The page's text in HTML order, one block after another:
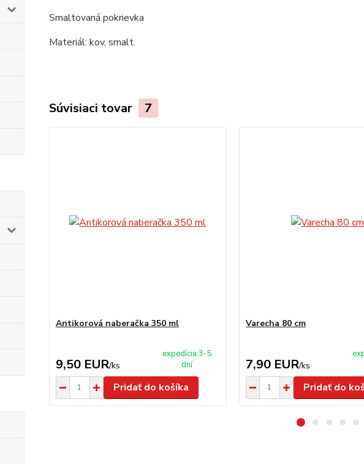
Smaltovaná pokrievka
Materiál: kov, smalt.
Súvisiaci tovar 7
Antikorová naberačka 350 ml
9,50 EUR/ks
expedícia 3-5
dní
Pridať do košíka
Varecha 80 cm
7,90 EUR/ks
Pridať do